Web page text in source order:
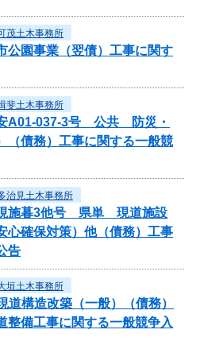
茂土木事務所
公園事業（翌債）工事に関す
斐土木事務所
安A01-037-3号 公共 防災・
（債務）工事に関する一般競
治見土木事務所
現施暮3他号 県単 現道施設
心確保対策）他（債務）工事
告
垣土木事務所
道構造改築（一般）（債務）
整備工事に関する一般競争入